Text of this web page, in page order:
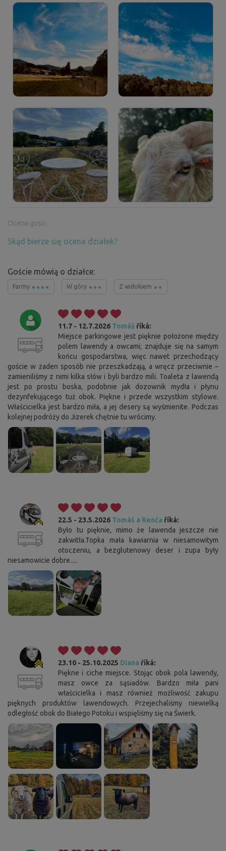
Ocena gości
Skąd bierze się ocena działek?
Goście mówią o działce:
Farmy W góry Z widokiem
11.7 - 12.7.2026 Tomáš říká:
Miejsce parkingowe jest pięknie położone między
polem lawendy a owcami; znajduje się na samym
końcu gospodarstwa, więc nawet przechodzący
goście w żaden sposób nie przeszkadzają, a wręcz przeciwnie –
zamieniliśmy z nimi kilka słów i byli bardzo mili. Toaleta z lawendą
jest po prostu boska, podobnie jak dozownik mydła i płynu
dezynfekującego tuż obok. Piękne i przede wszystkim stylowe.
Właścicielka jest bardzo miła, a jej desery są wyśmienite. Podczas
kolejnej podróży do Jizerek chętnie tu wrócimy.
22.5 - 23.5.2026 Tomáš a Renča říká:
Było tu pięknie, mimo że lawenda jeszcze nie
zakwitła.Topka mała kawiarnia w niesamowitym
otoczeniu, a bezglutenowy deser i zupa były
niesamowicie dobre.....
23.10 - 25.10.2025 Diana říká:
Piękne i ciche miejsce. Stojąc obok pola lawendy,
masz owce za sąsiadów. Bardzo miła pani
właścicielka i masz również możliwość zakupu
pięknych produktów lawendowych. Przejechaliśmy niewielką
odległość obok do Białego Potoku i wspięliśmy się na Świerk.